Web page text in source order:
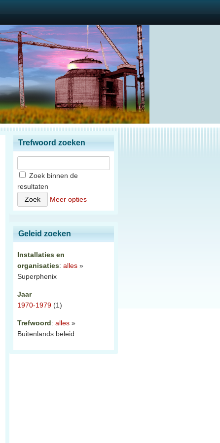
Trefwoord zoeken
Zoek binnen de
resultaten
Meer opties
Geleid zoeken
Installaties en
organisaties: alles »
Superphenix
Jaar
1970-1979 (1)
Trefwoord: alles »
Buitenlands beleid